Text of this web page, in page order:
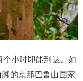
小时即能到达。如
的京那巴鲁山国家